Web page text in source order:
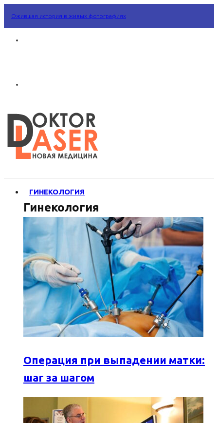
Ожившая история в живых фотографиях
ГИНЕКОЛОГИЯ
Гинекология
Операция при выпадении матки:
шаг за шагом